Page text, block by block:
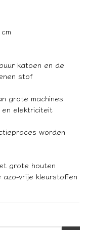
katoen en de
stof
grote machines
elektriciteit
worden
grote houten
vrije kleurstoffen